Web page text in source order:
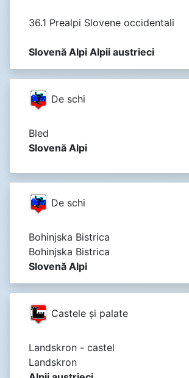
36.1 Prealpi Slovene occidentali
Slovenă Alpi Alpii austrieci
De schi
Bled
Slovenă Alpi
De schi
Bohinjska Bistrica
Bohinjska Bistrica
Slovenă Alpi
Castele şi palate
Landskron - castel
Landskron